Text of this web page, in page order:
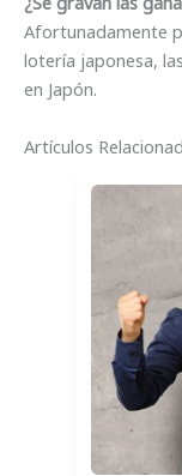
Afortunadamente
lotería japonesa,
en Japón.
Artículos